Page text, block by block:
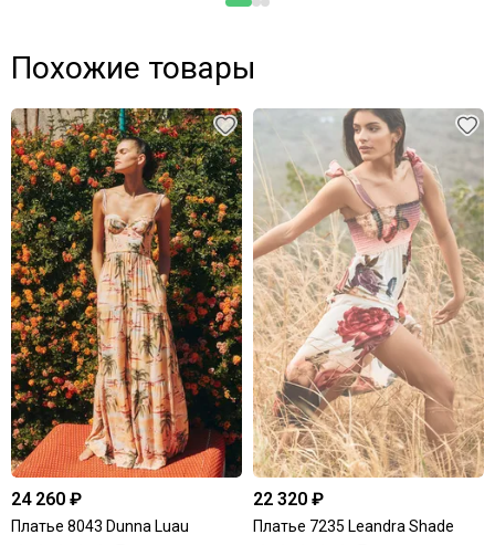
Похожие товары
24 260 ₽
Платье 8043 Dunna Luau
22 320 ₽
Платье 7235 Leandra Shade